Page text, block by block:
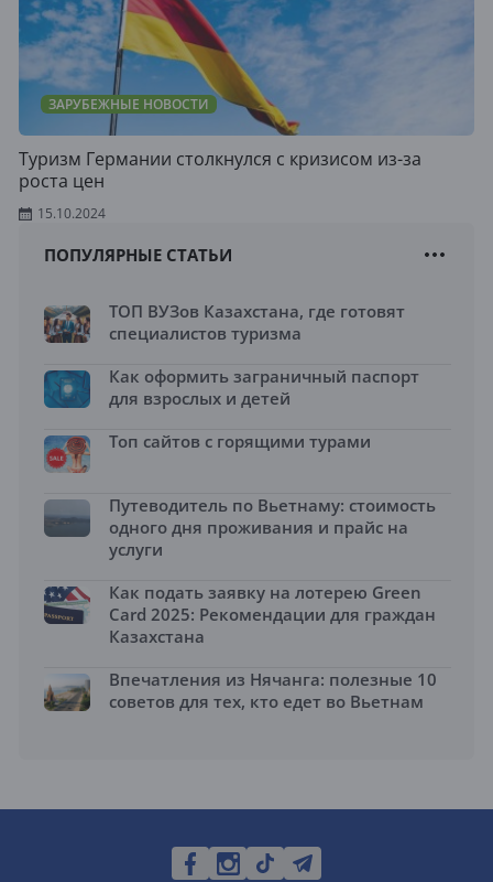
ЗАРУБЕЖНЫЕ НОВОСТИ
Туризм Германии столкнулся с кризисом из-за
роста цен
15.10.2024
ПОПУЛЯРНЫЕ СТАТЬИ
ТОП ВУЗов Казахстана, где готовят
специалистов туризма
Как оформить заграничный паспорт
для взрослых и детей
Топ сайтов с горящими турами
Путеводитель по Вьетнаму: стоимость
одного дня проживания и прайс на
услуги
Как подать заявку на лотерею Green
Card 2025: Рекомендации для граждан
Казахстана
Впечатления из Нячанга: полезные 10
советов для тех, кто едет во Вьетнам